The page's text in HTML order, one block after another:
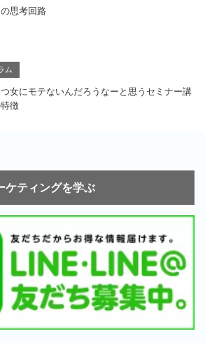
思考回路
ム
女にモテないんだろうなーと思うセミナー講
徴
ケティングを学ぶ